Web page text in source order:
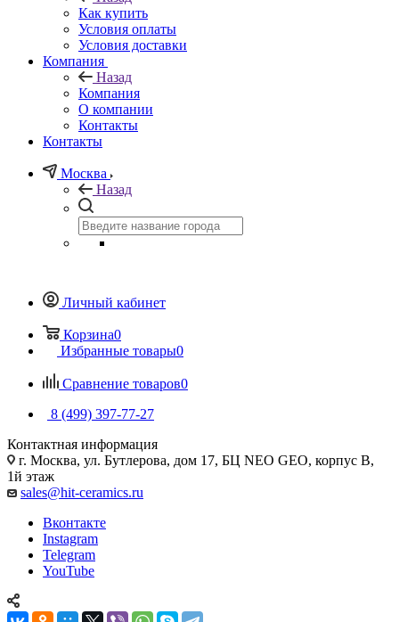
Как купить
Условия оплаты
Условия доставки
Компания
Назад
Компания
О компании
Контакты
Контакты
Москва
Назад
Личный кабинет
Корзина0
Избранные товары0
Сравнение товаров0
8 (499) 397-77-27
Контактная информация
г. Москва, ул. Бутлерова, дом 17, БЦ NEO GEO, корпус В,
1й этаж
sales@hit-ceramics.ru
Вконтакте
Instagram
Telegram
YouTube